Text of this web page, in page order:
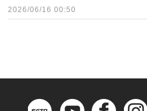
2026/06/16 00:50